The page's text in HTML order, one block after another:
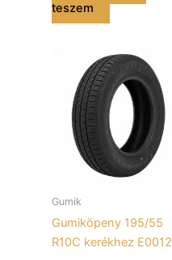
teszem
Gumik
Gumiköpeny 195/55
R10C kerékhez E0012